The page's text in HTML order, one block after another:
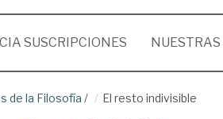
SUSCRIPCIONES NUESTRAS
de la Filosofía / El resto indivisible